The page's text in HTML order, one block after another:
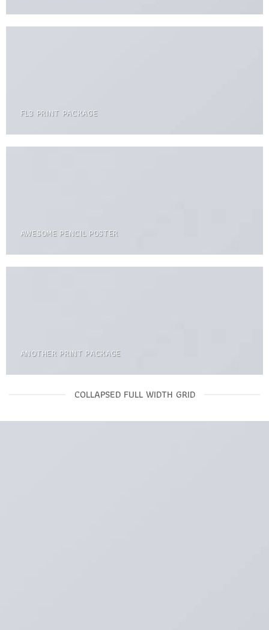
FL3 PRINT PACKAGE
AWESOME PENCIL POSTER
ANOTHER PRINT PACKAGE
COLLAPSED FULL WIDTH GRID